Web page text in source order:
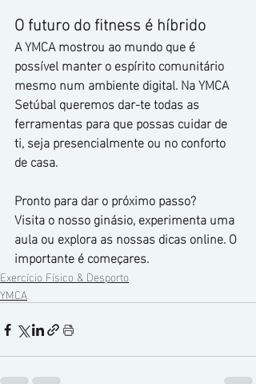
O futuro do fitness é híbrido
A YMCA mostrou ao mundo que é
possível manter o espírito comunitário
mesmo num ambiente digital. Na YMCA
Setúbal queremos dar-te todas as
ferramentas para que possas cuidar de
ti, seja presencialmente ou no conforto
de casa.
Pronto para dar o próximo passo?
Visita o nosso ginásio, experimenta uma
aula ou explora as nossas dicas online. O
importante é começares.
Exercício Físico & Desporto
YMCA